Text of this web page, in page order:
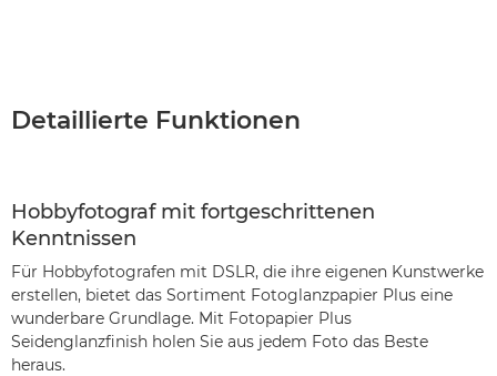
Detaillierte Funktionen
Hobbyfotograf mit fortgeschrittenen
Kenntnissen
Für Hobbyfotografen mit DSLR, die ihre eigenen Kunstwerke
erstellen, bietet das Sortiment Fotoglanzpapier Plus eine
wunderbare Grundlage. Mit Fotopapier Plus
Seidenglanzfinish holen Sie aus jedem Foto das Beste
heraus.